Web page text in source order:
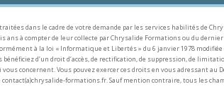
dans le cadre de votre demande par les services habilités de
ans à compter de leur collecte par Chrysalide Formations ou du
à la loi « Informatique et Libertés » du 6 janvier 1978
bénéficiez d’un droit d’accès, de rectification, de suppression, de
concernent. Vous pouvez exercer ces droits en vous adressant au
contact(a)chrysalide-formations.fr.Sauf mention contraire, tous les